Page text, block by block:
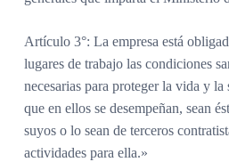
Artículo 3°: La empresa está
lugares de trabajo las condiciones
necesarias para proteger la vida y la
que en ellos se desempeñan, sean
suyos o lo sean de terceros
actividades para ella.»